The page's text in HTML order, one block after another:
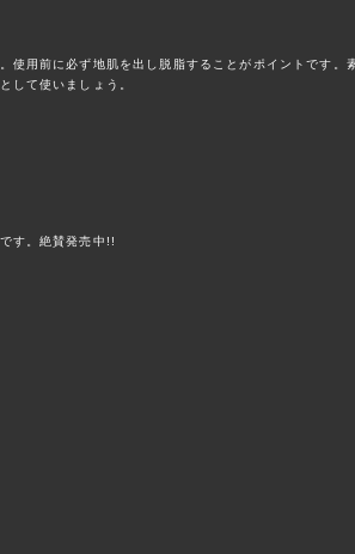
使用前に必ず地肌を出し脱脂することがポイントです。
して使いましょう。
す。絶賛発売中!!